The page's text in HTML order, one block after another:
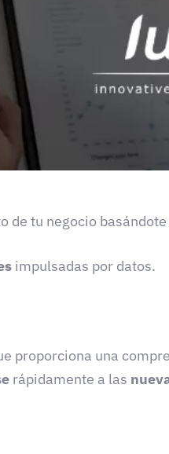
de tu negocio basándote
impulsadas por datos.
proporciona una
rápidamente a las